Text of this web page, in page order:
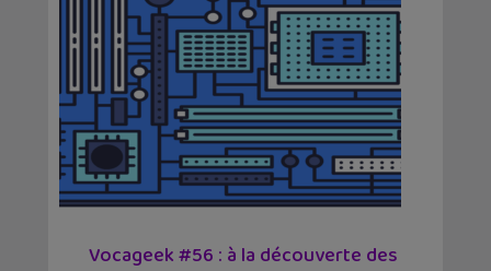
Vocageek #56 : à la découverte des